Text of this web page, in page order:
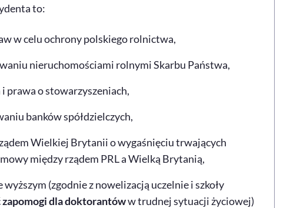
to:
w celu ochrony polskiego rolnictwa,
nieruchomościami rolnymi Skarbu Państwa,
prawa o stowarzyszeniach,
banków spółdzielczych,
Wielkiej Brytanii o wygaśnięciu trwających
między rządem PRL a Wielką Brytanią,
(zgodnie z nowelizacją uczelnie i szkoły
zapomogi dla doktorantóww trudnej sytuacji życiowej)